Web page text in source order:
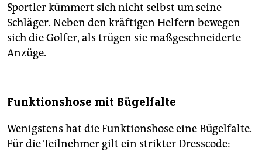
Sportler kümmert sich nicht selbst um seine
Schläger. Neben den kräftigen Helfern bewegen
sich die Golfer, als trügen sie maßgeschneiderte
Anzüge.
Funktionshose mit Bügelfalte
Wenigstens hat die Funktionshose eine Bügelfalte.
Für die Teilnehmer gilt ein strikter Dresscode: